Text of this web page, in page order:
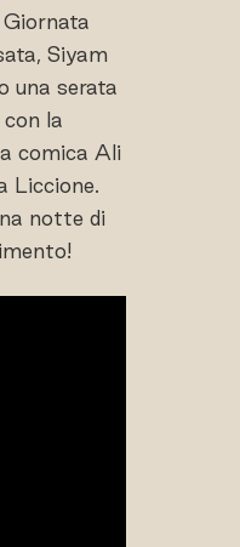
Giornata
Siyam
una serata
la
comica Ali
Liccione.
notte di